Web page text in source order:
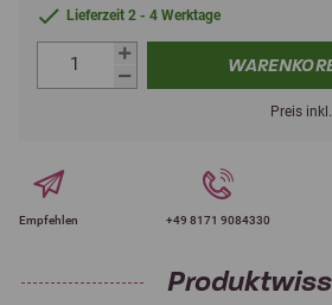
Lieferzeit 2 - 4 Werktage
Preis
Empfehlen +49 8171 9084330